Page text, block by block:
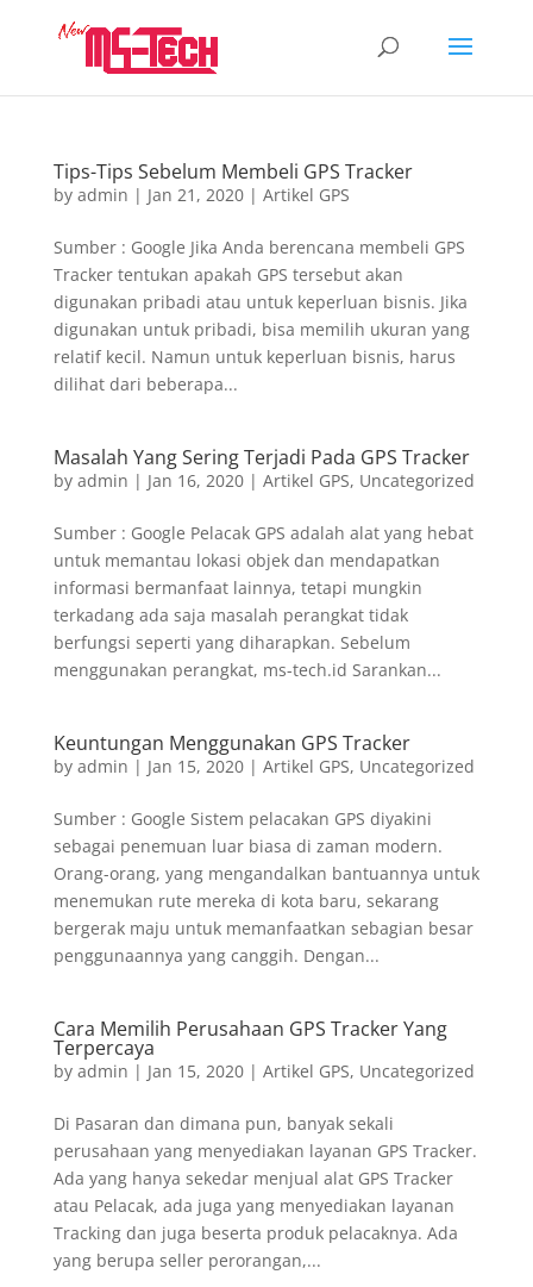
Tips-Tips Sebelum Membeli GPS Tracker
by admin | Jan 21, 2020| Artikel GPS
Sumber : Google Jika Anda berencana membeli GPS
Tracker tentukan apakah GPS tersebut akan
digunakan pribadi atau untuk keperluan bisnis. Jika
digunakan untuk pribadi, bisa memilih ukuran yang
relatif kecil. Namun untuk keperluan bisnis, harus
dilihat dari beberapa...
Masalah Yang Sering Terjadi Pada GPS Tracker
by admin | Jan 16, 2020| Artikel GPS, Uncategorized
Sumber : Google Pelacak GPS adalah alat yang hebat
untuk memantau lokasi objek dan mendapatkan
informasi bermanfaat lainnya, tetapi mungkin
terkadang ada saja masalah perangkat tidak
berfungsi seperti yang diharapkan. Sebelum
menggunakan perangkat, ms-tech.id Sarankan...
Keuntungan Menggunakan GPS Tracker
by admin | Jan 15, 2020| Artikel GPS, Uncategorized
Sumber : Google Sistem pelacakan GPS diyakini
sebagai penemuan luar biasa di zaman modern.
Orang-orang, yang mengandalkan bantuannya untuk
menemukan rute mereka di kota baru, sekarang
bergerak maju untuk memanfaatkan sebagian besar
penggunaannya yang canggih. Dengan...
Cara Memilih Perusahaan GPS Tracker Yang
Terpercaya
by admin | Jan 15, 2020| Artikel GPS, Uncategorized
Di Pasaran dan dimana pun, banyak sekali
perusahaan yang menyediakan layanan GPS Tracker.
Ada yang hanya sekedar menjual alat GPS Tracker
atau Pelacak, ada juga yang menyediakan layanan
Tracking dan juga beserta produk pelacaknya. Ada
yang berupa seller perorangan,...